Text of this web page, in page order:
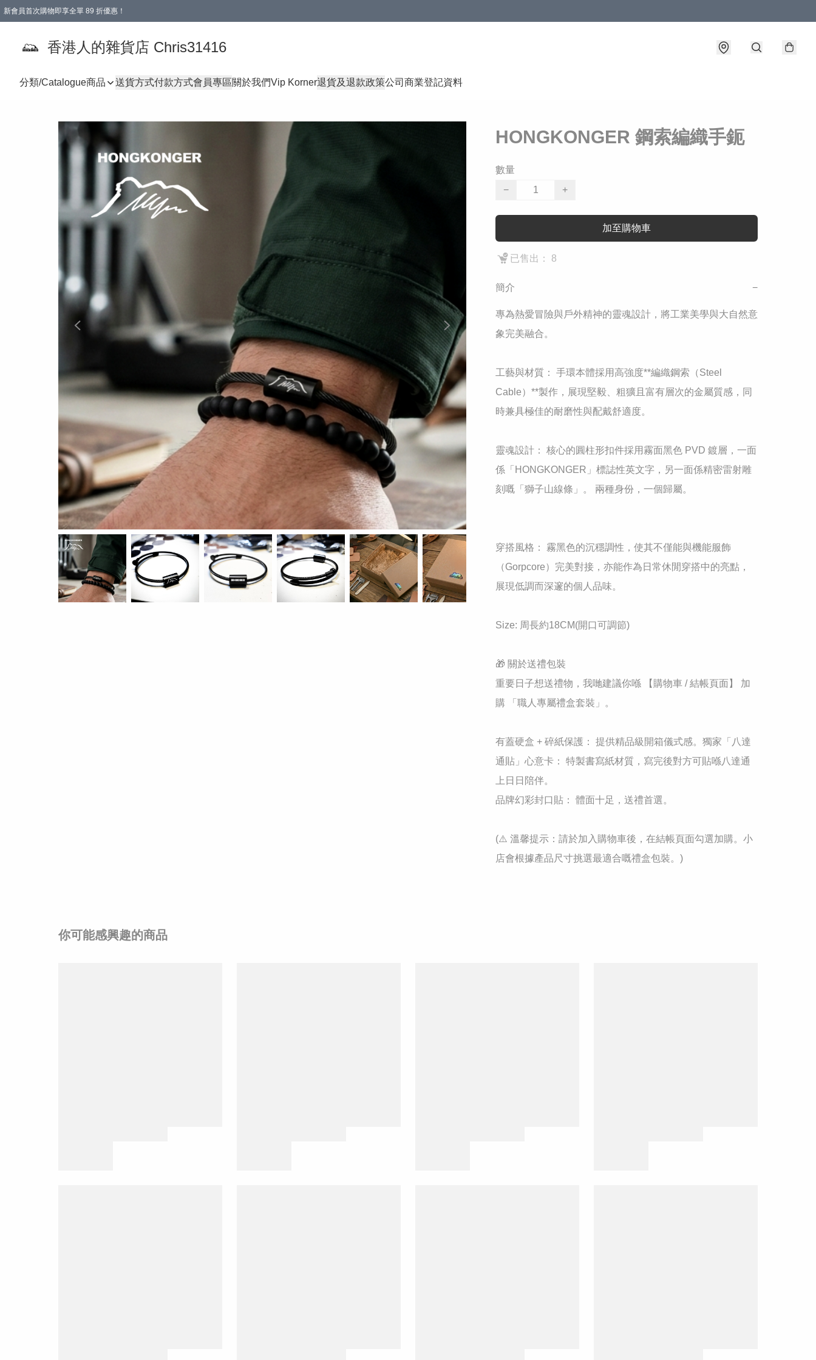
新會員首次購物即享全單 89 折優惠！
香港人的雜貨店 Chris31416
分類/Catalogue商品 送貨方式付款方式會員專區關於我們Vip Korner退貨及退款政策公司商業登記資料
HONGKONGER 鋼索編織手鈪
數量
−
+
加至購物車
已售出： 8
簡介 −
專為熱愛冒險與戶外精神的靈魂設計，將工業美學與大自然意
象完美融合。
工藝與材質： 手環本體採用高強度**編織鋼索（Steel
Cable）**製作，展現堅毅、粗獷且富有層次的金屬質感，同
時兼具極佳的耐磨性與配戴舒適度。
靈魂設計： 核心的圓柱形扣件採用霧面黑色 PVD 鍍層，一面
係「HONGKONGER」標誌性英文字，另一面係精密雷射雕
刻嘅「獅子山線條」。 兩種身份，一個歸屬。
穿搭風格： 霧黑色的沉穩調性，使其不僅能與機能服飾
（Gorpcore）完美對接，亦能作為日常休閒穿搭中的亮點，
展現低調而深邃的個人品味。
Size: 周長約18CM(開口可調節)
🎁 關於送禮包裝
重要日子想送禮物，我哋建議你喺 【購物車 / 結帳頁面】 加
購 「職人專屬禮盒套裝」。
有蓋硬盒 + 碎紙保護： 提供精品級開箱儀式感。獨家「八達
通貼」心意卡： 特製書寫紙材質，寫完後對方可貼喺八達通
上日日陪伴。
品牌幻彩封口貼： 體面十足，送禮首選。
(⚠️ 溫馨提示：請於加入購物車後，在結帳頁面勾選加購。小
店會根據產品尺寸挑選最適合嘅禮盒包裝。)
你可能感興趣的商品